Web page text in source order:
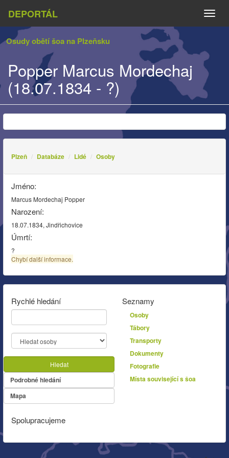
DEPORTÁL
Osudy obětí šoa na Plzeňsku
Popper Marcus Mordechaj
(18.07.1834 - ?)
Plzeň Databáze Lidé Osoby
Jméno:
Marcus Mordechaj Popper
Narození:
18.07.1834, Jindřichovice
Úmrtí:
?
Chybí další informace.
Rychlé hledání
Hledat
Podrobné hledání
Mapa
Seznamy
Osoby
Tábory
Transporty
Dokumenty
Fotografie
Místa související s šoa
Spolupracujeme